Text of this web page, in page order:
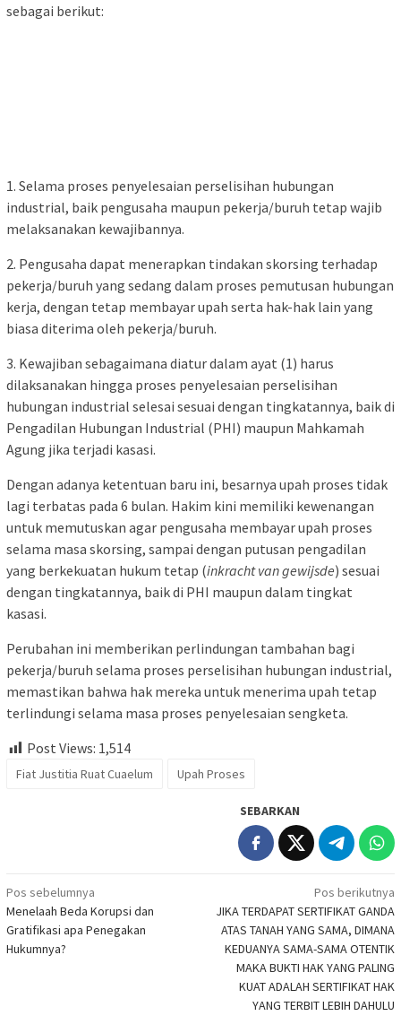
sebagai berikut:
1. Selama proses penyelesaian perselisihan hubungan
industrial, baik pengusaha maupun pekerja/buruh tetap wajib
melaksanakan kewajibannya.
2. Pengusaha dapat menerapkan tindakan skorsing terhadap
pekerja/buruh yang sedang dalam proses pemutusan hubungan
kerja, dengan tetap membayar upah serta hak-hak lain yang
biasa diterima oleh pekerja/buruh.
3. Kewajiban sebagaimana diatur dalam ayat (1) harus
dilaksanakan hingga proses penyelesaian perselisihan
hubungan industrial selesai sesuai dengan tingkatannya, baik di
Pengadilan Hubungan Industrial (PHI) maupun Mahkamah
Agung jika terjadi kasasi.
Dengan adanya ketentuan baru ini, besarnya upah proses tidak
lagi terbatas pada 6 bulan. Hakim kini memiliki kewenangan
untuk memutuskan agar pengusaha membayar upah proses
selama masa skorsing, sampai dengan putusan pengadilan
yang berkekuatan hukum tetap (inkracht van gewijsde) sesuai
dengan tingkatannya, baik di PHI maupun dalam tingkat
kasasi.
Perubahan ini memberikan perlindungan tambahan bagi
pekerja/buruh selama proses perselisihan hubungan industrial,
memastikan bahwa hak mereka untuk menerima upah tetap
terlindungi selama masa proses penyelesaian sengketa.
Post Views: 1,514
Fiat Justitia Ruat Cuaelum Upah Proses
SEBARKAN
Navigasi
pos
Pos sebelumnya
Menelaah Beda Korupsi dan
Gratifikasi apa Penegakan
Hukumnya?
Pos berikutnya
JIKA TERDAPAT SERTIFIKAT GANDA
ATAS TANAH YANG SAMA, DIMANA
KEDUANYA SAMA-SAMA OTENTIK
MAKA BUKTI HAK YANG PALING
KUAT ADALAH SERTIFIKAT HAK
YANG TERBIT LEBIH DAHULU